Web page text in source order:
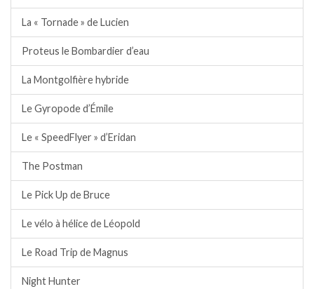
La « Tornade » de Lucien
Proteus le Bombardier d’eau
La Montgolfière hybride
Le Gyropode d’Émile
Le « SpeedFlyer » d’Eridan
The Postman
Le Pick Up de Bruce
Le vélo à hélice de Léopold
Le Road Trip de Magnus
Night Hunter